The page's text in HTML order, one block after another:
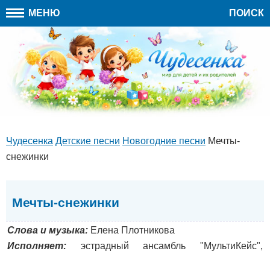
МЕНЮ ПОИСК
Чудесенка Детские песни Новогодние песни Мечты-
снежинки
Мечты-снежинки
Слова и музыка: Елена Плотникова
Исполняет: эстрадный ансамбль "МультиКейс",